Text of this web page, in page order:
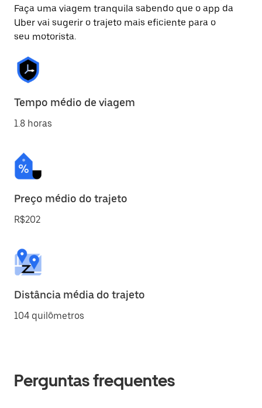
Faça uma viagem tranquila sabendo que o app da
Uber vai sugerir o trajeto mais eficiente para o
seu motorista.
Tempo médio de viagem
1.8 horas
Preço médio do trajeto
R$202
Distância média do trajeto
104 quilômetros
Perguntas frequentes